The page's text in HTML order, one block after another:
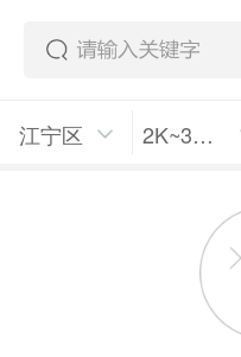
江宁区 2K~3K/月